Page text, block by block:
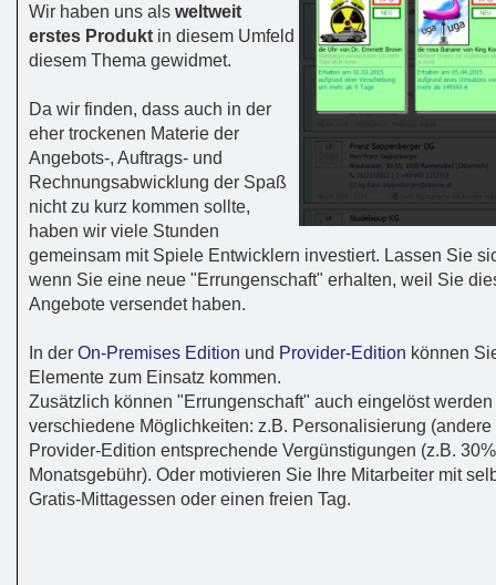
Wir haben uns als weltweit
erstes Produkt in diesem Umfeld
diesem Thema gewidmet.
Da wir finden, dass auch in der
eher trockenen Materie der
Angebots-, Auftrags- und
Rechnungsabwicklung der Spaß
nicht zu kurz kommen sollte,
haben wir viele Stunden
gemeinsam mit Spiele Entwicklern investiert. Lassen Sie
wenn Sie eine neue "Errungenschaft" erhalten, weil Sie
Angebote versendet haben.
In der On-Premises Edition und Provider-Edition können
Elemente zum Einsatz kommen.
Zusätzlich können "Errungenschaft" auch eingelöst
verschiedene Möglichkeiten: z.B. Personalisierung
Provider-Edition entsprechende Vergünstigungen (z.B.
Monatsgebühr). Oder motivieren Sie Ihre Mitarbeiter mit
Gratis-Mittagessen oder einen freien Tag.